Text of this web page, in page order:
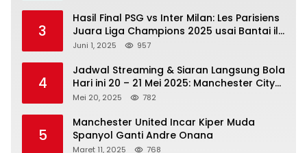
3
Hasil Final PSG vs Inter Milan: Les Parisiens
Juara Liga Champions 2025 usai Bantai il
Nerazzurri
Juni 1, 2025 957
4
Jadwal Streaming & Siaran Langsung Bola
Hari ini 20 – 21 Mei 2025: Manchester City
vs Bournemouth
Mei 20, 2025 782
5
Manchester United Incar Kiper Muda
Spanyol Ganti Andre Onana
Maret 11, 2025 768